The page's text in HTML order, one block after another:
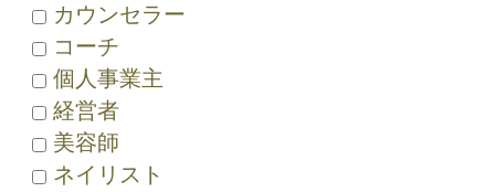
カウンセラー
コーチ
個人事業主
経営者
美容師
ネイリスト